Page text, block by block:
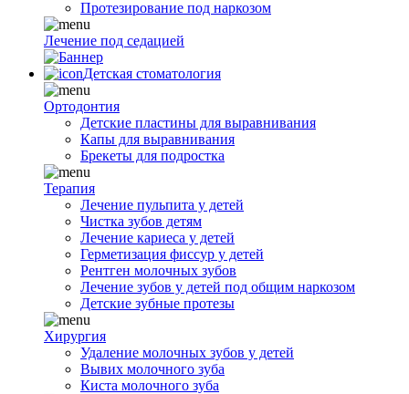
Протезирование под наркозом
Лечение под седацией
Детская стоматология
Ортодонтия
Детские пластины для выравнивания
Капы для выравнивания
Брекеты для подростка
Терапия
Лечение пульпита у детей
Чистка зубов детям
Лечение кариеса у детей
Герметизация фиссур у детей
Рентген молочных зубов
Лечение зубов у детей под общим наркозом
Детские зубные протезы
Хирургия
Удаление молочных зубов у детей
Вывих молочного зуба
Киста молочного зуба